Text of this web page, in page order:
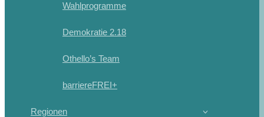
Wahlprogramme
Demokratie 2.18
Othello’s Team
barriereFREI+
Regionen